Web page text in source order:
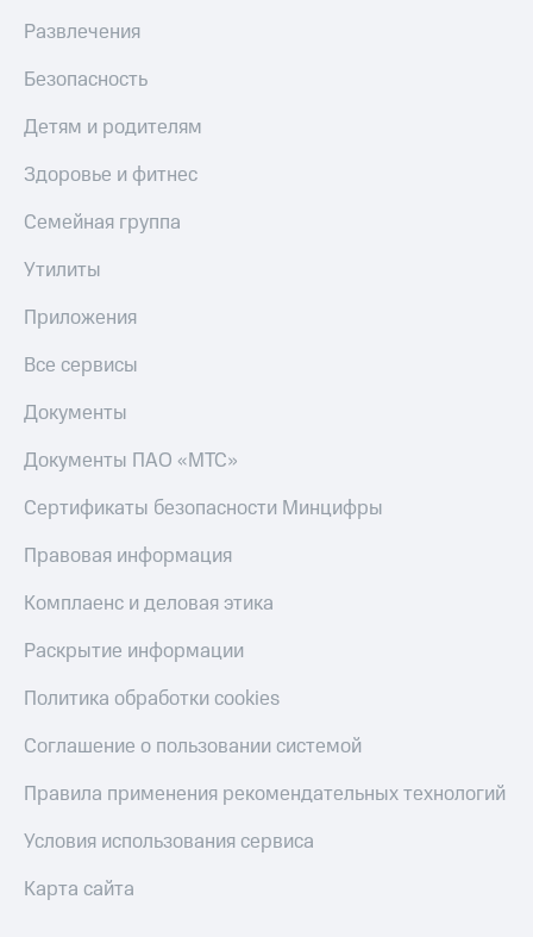
Развлечения
Безопасность
Детям и родителям
Здоровье и фитнес
Семейная группа
Утилиты
Приложения
Все сервисы
Документы
Документы ПАО «МТС»
Сертификаты безопасности Минцифры
Правовая информация
Комплаенс и деловая этика
Раскрытие информации
Политика обработки cookies
Соглашение о пользовании системой
Правила применения рекомендательных технологий
Условия использования сервиса
Карта сайта